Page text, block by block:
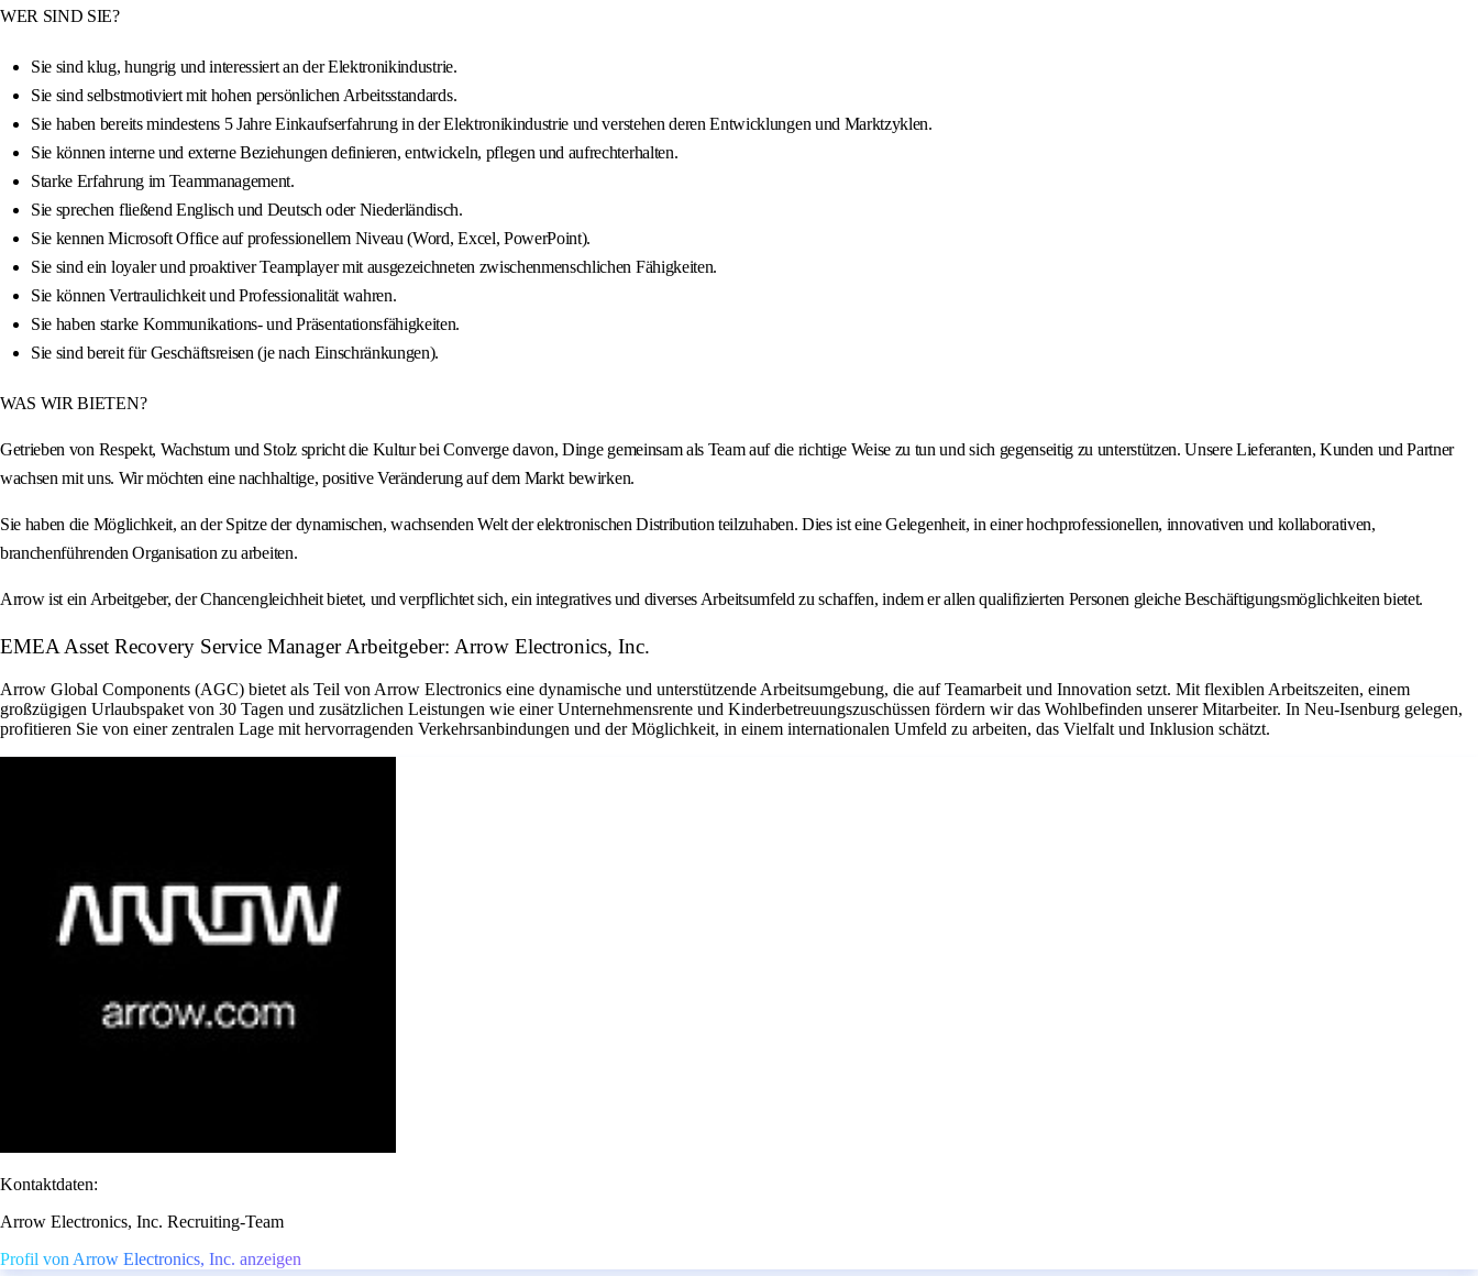
WER SIND SIE?
Sie sind klug, hungrig und interessiert an der Elektronikindustrie.
Sie sind selbstmotiviert mit hohen persönlichen Arbeitsstandards.
Sie haben bereits mindestens 5 Jahre Einkaufserfahrung in der Elektronikindustrie und verstehen deren Entwicklungen und Marktzyklen.
Sie können interne und externe Beziehungen definieren, entwickeln, pflegen und aufrechterhalten.
Starke Erfahrung im Teammanagement.
Sie sprechen fließend Englisch und Deutsch oder Niederländisch.
Sie kennen Microsoft Office auf professionellem Niveau (Word, Excel, PowerPoint).
Sie sind ein loyaler und proaktiver Teamplayer mit ausgezeichneten zwischenmenschlichen Fähigkeiten.
Sie können Vertraulichkeit und Professionalität wahren.
Sie haben starke Kommunikations- und Präsentationsfähigkeiten.
Sie sind bereit für Geschäftsreisen (je nach Einschränkungen).
WAS WIR BIETEN?
Getrieben von Respekt, Wachstum und Stolz spricht die Kultur bei Converge davon, Dinge gemeinsam als Team auf die richtige Weise zu tun und sich gegenseitig zu unterstützen. Unsere Lieferanten, Kunden und Partner
wachsen mit uns. Wir möchten eine nachhaltige, positive Veränderung auf dem Markt bewirken.
Sie haben die Möglichkeit, an der Spitze der dynamischen, wachsenden Welt der elektronischen Distribution teilzuhaben. Dies ist eine Gelegenheit, in einer hochprofessionellen, innovativen und kollaborativen,
branchenführenden Organisation zu arbeiten.
Arrow ist ein Arbeitgeber, der Chancengleichheit bietet, und verpflichtet sich, ein integratives und diverses Arbeitsumfeld zu schaffen, indem er allen qualifizierten Personen gleiche Beschäftigungsmöglichkeiten bietet.
EMEA Asset Recovery Service Manager Arbeitgeber: Arrow Electronics, Inc.
Arrow Global Components (AGC) bietet als Teil von Arrow Electronics eine dynamische und unterstützende Arbeitsumgebung, die auf Teamarbeit und Innovation setzt. Mit flexiblen Arbeitszeiten, einem
großzügigen Urlaubspaket von 30 Tagen und zusätzlichen Leistungen wie einer Unternehmensrente und Kinderbetreuungszuschüssen fördern wir das Wohlbefinden unserer Mitarbeiter. In Neu-Isenburg gelegen,
profitieren Sie von einer zentralen Lage mit hervorragenden Verkehrsanbindungen und der Möglichkeit, in einem internationalen Umfeld zu arbeiten, das Vielfalt und Inklusion schätzt.
Kontaktdaten:
Arrow Electronics, Inc. Recruiting-Team
Profil von Arrow Electronics, Inc. anzeigen